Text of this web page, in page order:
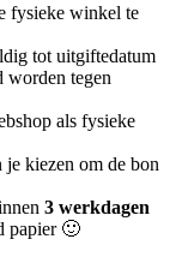
fysieke winkel te
tot uitgiftedatum
worden tegen
als fysieke
je kiezen om de bon
3 werkdagen
papier 🙂